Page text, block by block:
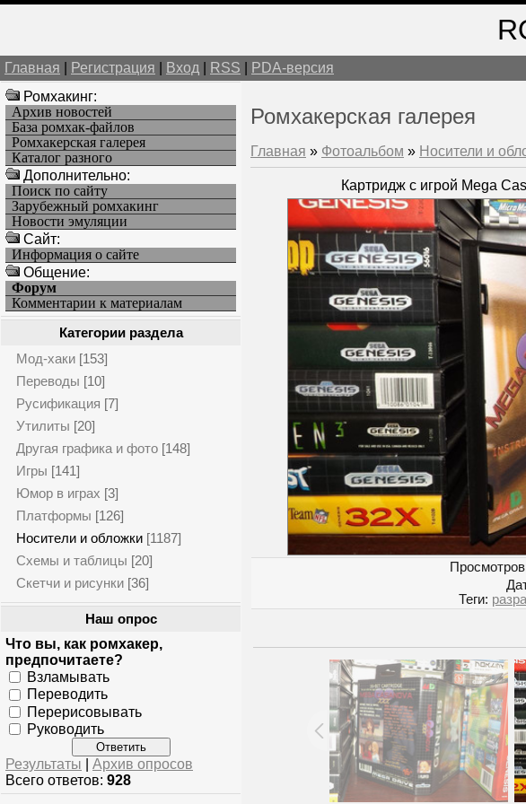
Главная Регистрация Вход RSS PDA-версия
Ромхакинг:
Архив новостей
База ромхак-файлов
Ромхакерская галерея
Каталог разного
Дополнительно:
Поиск по сайту
Зарубежный ромхакинг
Новости эмуляции
Cайт:
Информация о сайте
Общение:
Форум
Комментарии к материалам
Категории раздела
Мод-хаки [153]
Переводы [10]
Русификация [7]
Утилиты [20]
Другая графика и фото [148]
Игры [141]
Юмор в играх [3]
Платформы [126]
Носители и обложки [1187]
Схемы и таблицы [20]
Скетчи и рисунки [36]
Наш опрос
Что вы, как ромхакер,
предпочитаете?
Взламывать
Переводить
Перерисовывать
Руководить
Результаты
Архив опросов
Всего ответов: 928
Ромхакерская галерея
Главная » Фотоальбом » Носители и
Картридж с игрой Mega
Просмотров
Теги: